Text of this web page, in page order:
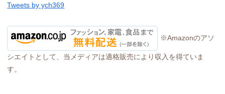
Tweets by ych369
※Amazonのアソ
シエイトとして、当メディアは適格販売により収入を得ていま
す。